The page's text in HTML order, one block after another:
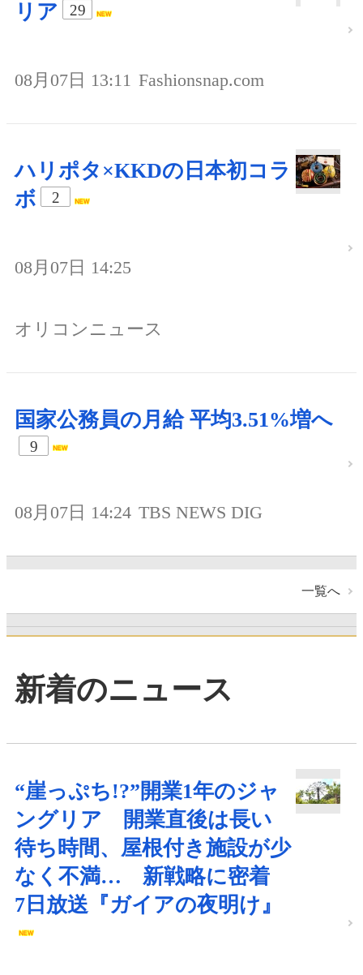
リア
29
08月07日 13:11 Fashionsnap.com
ハリポタ×KKDの日本初コラ
ボ
2
08月07日 14:25
オリコンニュース
国家公務員の月給 平均3.51%増へ
9
08月07日 14:24 TBS NEWS DIG
一覧へ
新着のニュース
“崖っぷち!?”開業1年のジャ
ングリア 開業直後は長い
待ち時間、屋根付き施設が少
なく不満… 新戦略に密着
7日放送『ガイアの夜明け』